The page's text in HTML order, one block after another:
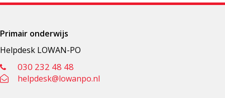
Primair onderwijs
Helpdesk LOWAN-PO
030 232 48 48
helpdesk@lowanpo.nl